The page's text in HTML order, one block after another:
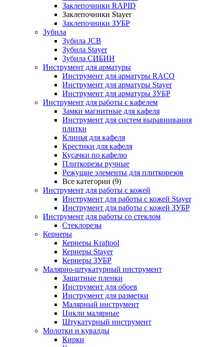
Заклепочники RAPID
Заклепочники Stayer
Заклепочники ЗУБР
Зубила
Зубила JCB
Зубила Stayer
Зубила СИБИН
Инструмент для арматуры
Инструмент для арматуры RACO
Инструмент для арматуры Stayer
Инструмент для арматуры ЗУБР
Инструмент для работы с кафелем
Замки магнитные для кафеля
Инструмент для систем выравнивания
плитки
Клинья для кафеля
Крестики для кафеля
Кусачки по кафелю
Плиткорезы ручные
Режущие элементы для плиткорезов
Все категории (9)
Инструмент для работы с кожей
Инструмент для работы с кожей Stayer
Инструмент для работы с кожей ЗУБР
Инструмент для работы со стеклом
Стеклорезы
Кернеры
Кернеры Kraftool
Кернеры Stayer
Кернеры ЗУБР
Малярно-штукатурный инструмент
Защитные пленки
Инструмент для обоев
Инструмент для разметки
Малярный инструмент
Цикли малярные
Штукатурный инструмент
Молотки и кувалды
Кирки